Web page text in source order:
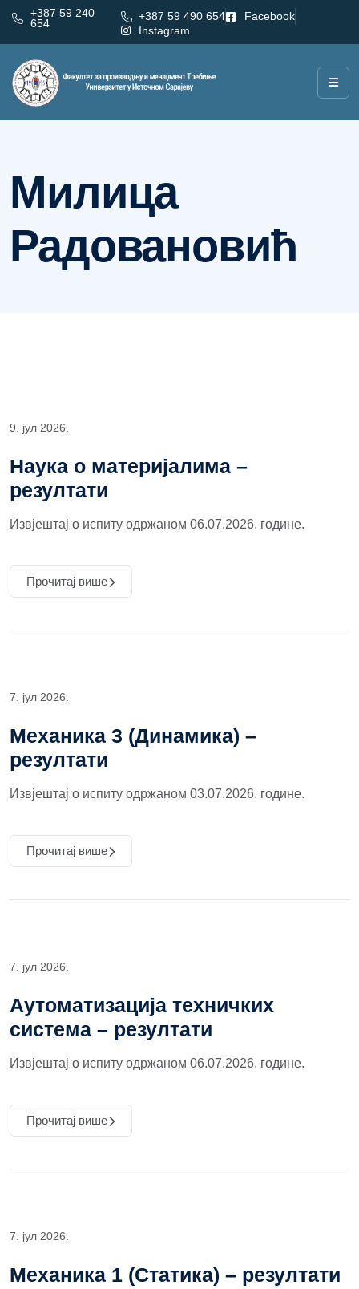
+387 59 240
654
+387 59 490 654
Facebook
Instagram
Аутор:
Милица
Радовановић
9. јул 2026.
Наука о материјалима –
резултати
Извјештај о испиту одржаном 06.07.2026. године.
Прочитај више
7. јул 2026.
Механика 3 (Динамика) –
резултати
Извјештај о испиту одржаном 03.07.2026. године.
Прочитај више
7. јул 2026.
Аутоматизација техничких
система – резултати
Извјештај о испиту одржаном 06.07.2026. године.
Прочитај више
7. јул 2026.
Механика 1 (Статика) – резултати